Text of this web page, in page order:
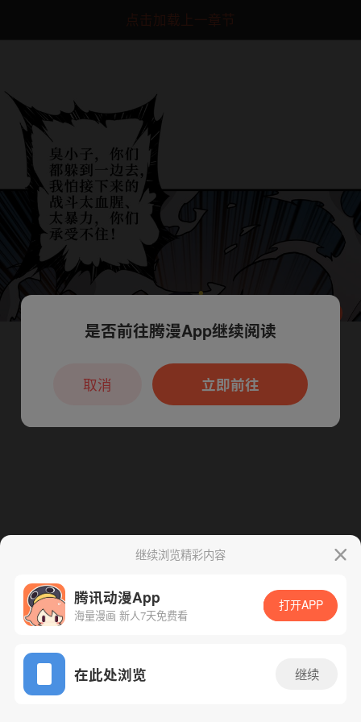
点击加载上一章节
App免费看
腾漫App免费看
继续浏览精彩内容
腾讯动漫App
海量漫画 新人7天免费看
打开APP
在此处浏览 继续
本章节仅支持App阅读，可打开App新用
户7天免费看
是否前往腾漫App继续阅读
立即前往
取消